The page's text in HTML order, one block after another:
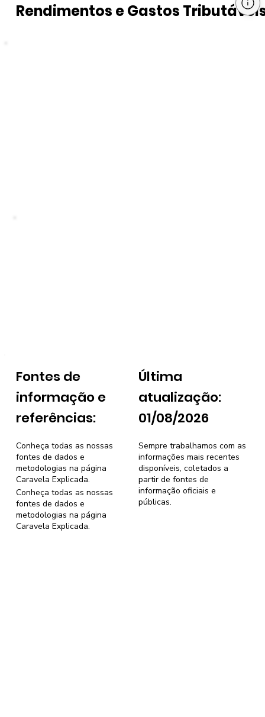
Rendimentos e Gastos
Fontes de
informação e
referências:
Última
atualização:
01/08/2026
Sempre trabalhamos com as
informações mais recentes
disponíveis, coletados a
partir de fontes de
informação oficiais e
públicas.
Conheça todas as nossas
fontes de dados e
metodologias na página
Caravela Explicada.
Conheça todas as nossas
fontes de dados e
metodologias na página
Caravela Explicada.